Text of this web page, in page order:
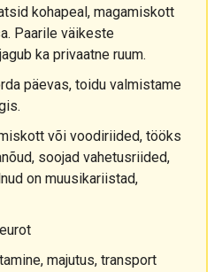
kohapeal, magamiskott
Paarile väikeste
ka privaatne ruum.
päevas, toidu valmistame
või voodiriided, tööks
soojad vahetusriided,
on muusikariistad,
majutus, transport